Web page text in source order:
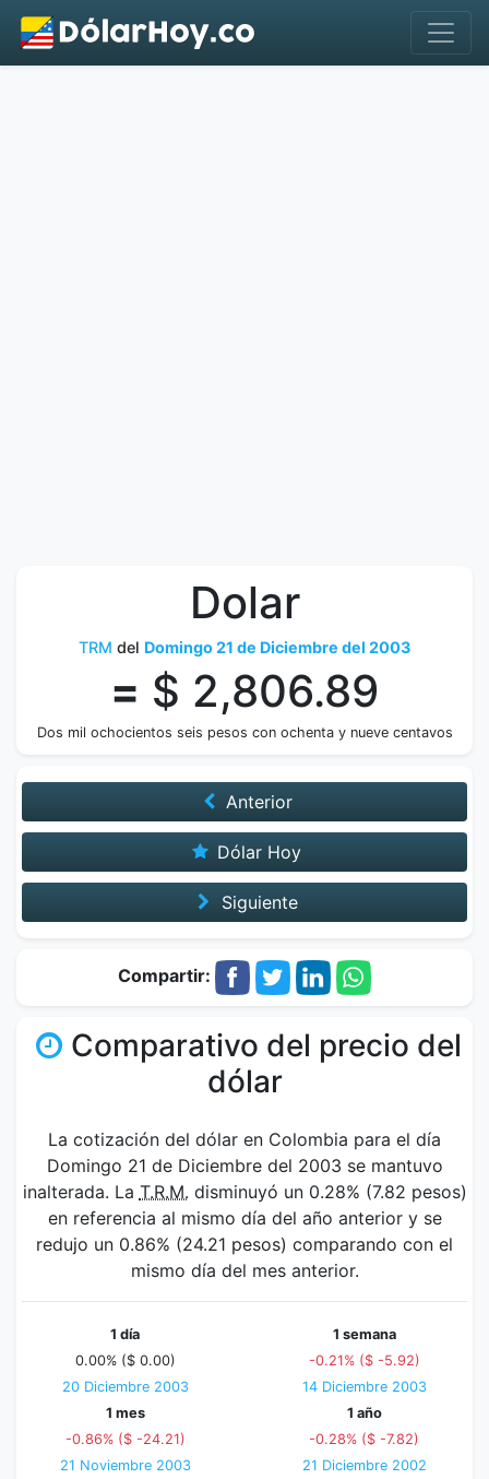
Dolar
TRM del Domingo 21 de Diciembre del 2003
= $ 2,806.89
Dos mil ochocientos seis pesos con ochenta y nueve centavos
Anterior
Dólar Hoy
Siguiente
Compartir:
Comparativo del precio del
dólar
La cotización del dólar en Colombia para el día
Domingo 21 de Diciembre del 2003 se mantuvo
inalterada. La T.R.M. disminuyó un 0.28% (7.82 pesos)
en referencia al mismo día del año anterior y se
redujo un 0.86% (24.21 pesos) comparando con el
mismo día del mes anterior.
1 día
0.00% ($ 0.00)
20 Diciembre 2003
1 semana
-0.21% ($ -5.92)
14 Diciembre 2003
1 mes
-0.86% ($ -24.21)
21 Noviembre 2003
1 año
-0.28% ($ -7.82)
21 Diciembre 2002